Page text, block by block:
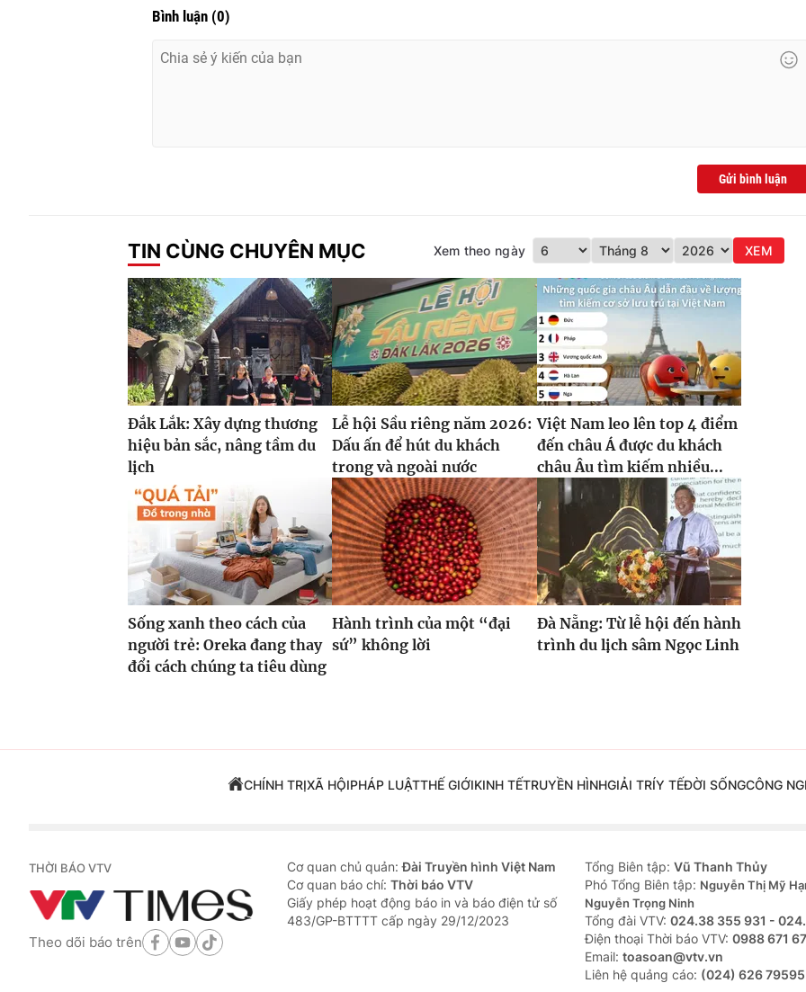
Bình luận (0)
Gửi bình luận
TIN CÙNG CHUYÊN MỤC Xem theo ngày XEM
Đắk Lắk: Xây dựng thương
hiệu bản sắc, nâng tầm du
lịch
Lễ hội Sầu riêng năm 2026:
Dấu ấn để hút du khách
trong và ngoài nước
Việt Nam leo lên top 4 điểm
đến châu Á được du khách
châu Âu tìm kiếm nhiều...
Sống xanh theo cách của
người trẻ: Oreka đang thay
đổi cách chúng ta tiêu dùng
Hành trình của một “đại
sứ” không lời
Đà Nẵng: Từ lễ hội đến hành
trình du lịch sâm Ngọc Linh
CHÍNH TRỊXÃ HỘIPHÁP LUẬTTHẾ GIỚIKINH TẾTRUYỀN HÌNHGIẢI TRÍY TẾĐỜI SỐNGCÔNG
THỜI BÁO VTV
Theo dõi báo trên
Cơ quan chủ quản:Đài Truyền hình Việt Nam
Cơ quan báo chí: Thời báo VTV
Giấy phép hoạt động báo in và báo điện tử số
483/GP-BTTTT cấp ngày 29/12/2023
Tổng Biên tập: Vũ Thanh Thủy
Phó Tổng Biên tập: Nguyễn Thị Mỹ
Nguyễn Trọng Ninh
Tổng đài VTV: 024.38 355 931 -
Ðiện thoại Thời báo VTV: 0988 671
Email: toasoan@vtv.vn
Liên hệ quảng cáo: (024) 626 79595